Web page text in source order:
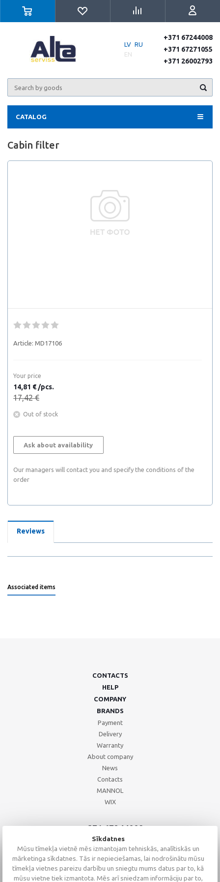
LV RU
EN
+371 67244008
+371 67271055
+371 26002793
CATALOG
Cabin filter
Article: MD17106
Your price
14,81 € /pcs.
17,42 €
Out of stock
Ask about availability
Our managers will contact you and specify the conditions of the
order
Reviews
Associated items
CONTACTS
HELP
COMPANY
BRANDS
Payment
Delivery
Warranty
About company
News
Contacts
MANNOL
WIX
+371 67244008
+371 67271055
+371 26002793
Sīkdatnes
Mūsu tīmekļa vietnē mēs izmantojam tehniskās, analītiskās un
mārketinga sīkdatnes. Tās ir nepieciešamas, lai nodrošinātu mūsu
tīmekļa vietnes pareizu darbību un sniegtu mums datus par to, kā
mūsu vietne tiek izmantota. Mēs arī sniedzam informāciju par to,